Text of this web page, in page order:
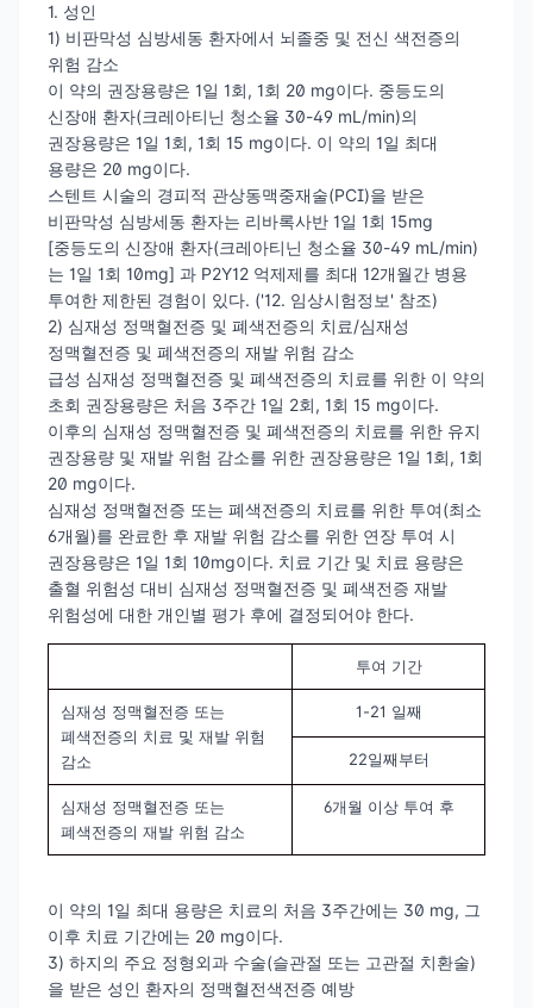
1. 성인
1) 비판막성 심방세동 환자에서 뇌졸중 및 전신 색전증의
위험 감소
이 약의 권장용량은 1일 1회, 1회 20 mg이다. 중등도의
신장애 환자(크레아티닌 청소율 30-49 mL/min)의
권장용량은 1일 1회, 1회 15 mg이다. 이 약의 1일 최대
용량은 20 mg이다.
스텐트 시술의 경피적 관상동맥중재술(PCI)을 받은
비판막성 심방세동 환자는 리바록사반 1일 1회 15mg
[중등도의 신장애 환자(크레아티닌 청소율 30-49 mL/min)
는 1일 1회 10mg] 과 P2Y12 억제제를 최대 12개월간 병용
투여한 제한된 경험이 있다. ('12. 임상시험정보' 참조)
2) 심재성 정맥혈전증 및 폐색전증의 치료/심재성
정맥혈전증 및 폐색전증의 재발 위험 감소
급성 심재성 정맥혈전증 및 폐색전증의 치료를 위한 이 약의
초회 권장용량은 처음 3주간 1일 2회, 1회 15 mg이다.
이후의 심재성 정맥혈전증 및 폐색전증의 치료를 위한 유지
권장용량 및 재발 위험 감소를 위한 권장용량은 1일 1회, 1회
20 mg이다.
심재성 정맥혈전증 또는 폐색전증의 치료를 위한 투여(최소
6개월)를 완료한 후 재발 위험 감소를 위한 연장 투여 시
권장용량은 1일 1회 10mg이다. 치료 기간 및 치료 용량은
출혈 위험성 대비 심재성 정맥혈전증 및 폐색전증 재발
위험성에 대한 개인별 평가 후에 결정되어야 한다.
투여 기간
심재성 정맥혈전증 또는
폐색전증의 치료 및 재발 위험
감소
1-21 일째
22일째부터
심재성 정맥혈전증 또는
폐색전증의 재발 위험 감소
6개월 이상 투여 후
이 약의 1일 최대 용량은 치료의 처음 3주간에는 30 mg, 그
이후 치료 기간에는 20 mg이다.
3) 하지의 주요 정형외과 수술(슬관절 또는 고관절 치환술)
을 받은 성인 환자의 정맥혈전색전증 예방